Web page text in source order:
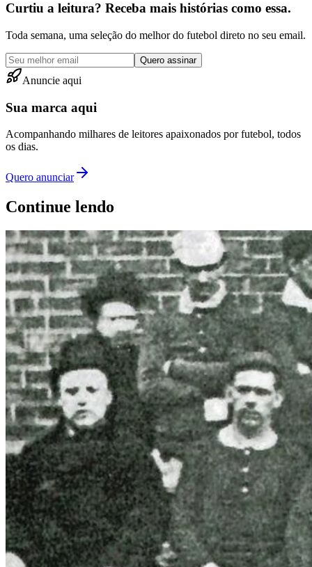
Curtiu a leitura? Receba mais histórias como essa.
Toda semana, uma seleção do melhor do futebol direto no seu email.
Quero assinar
Anuncie aqui
Sua marca aqui
Acompanhando milhares de leitores apaixonados por futebol, todos
os dias.
Quero anunciar
Continue lendo